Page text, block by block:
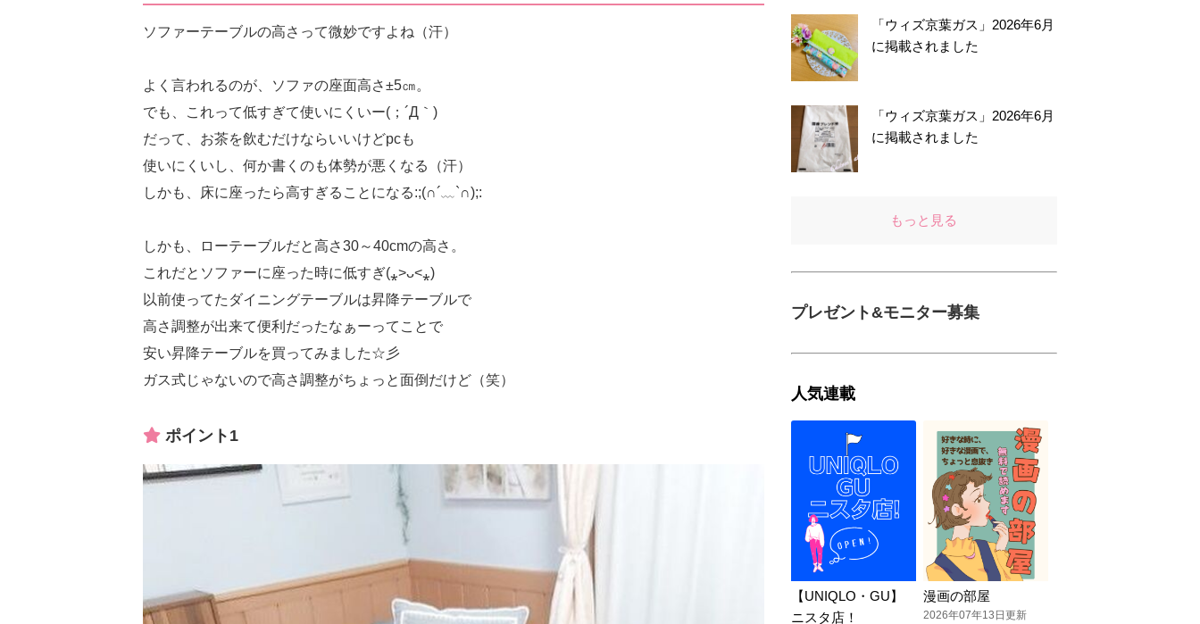
ソファーテーブルの高さって微妙ですよね（汗）
よく言われるのが、ソファの座面高さ±5㎝。
でも、これって低すぎて使いにくいー(；´Д｀)
だって、お茶を飲むだけならいいけどpcも
使いにくいし、何か書くのも体勢が悪くなる（汗）
しかも、床に座ったら高すぎることになる:;(∩´﹏`∩);:
しかも、ローテーブルだと高さ30～40cmの高さ。
これだとソファーに座った時に低すぎ(⁎˃ᴗ˂⁎)
以前使ってたダイニングテーブルは昇降テーブルで
高さ調整が出来て便利だったなぁーってことで
安い昇降テーブルを買ってみました☆彡
ガス式じゃないので高さ調整がちょっと面倒だけど（笑）
ポイント1
「ウィズ京葉ガス」2026年6月
に掲載されました
「ウィズ京葉ガス」2026年6月
に掲載されました
もっと見る
プレゼント&モニター募集
人気連載
【UNIQLO・GU】
ニスタ店！
漫画の部屋
2026年07年13日更新